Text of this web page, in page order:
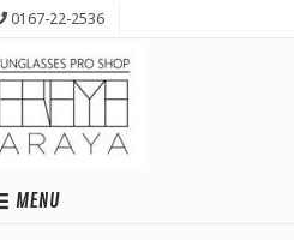
0167-22-2536
MENU